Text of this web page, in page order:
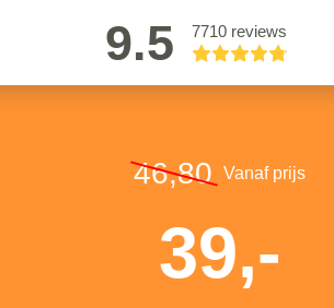
9.5 7710 reviews
46,80 Vanaf prijs
39,-